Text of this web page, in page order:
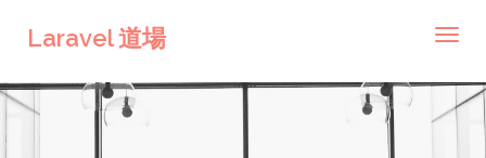
Laravel 道場